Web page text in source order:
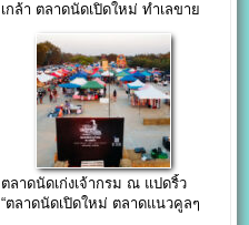
เกล้า ตลาดนัดเปิดใหม่ ทำเลขาย
ตลาดนัดเก่งเจ้ากรม ณ แปดริ้ว
“ตลาดนัดเปิดใหม่ ตลาดแนวคูลๆ